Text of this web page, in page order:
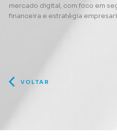
mercado digital, com foco em
financeira e estratégia
VOLTAR